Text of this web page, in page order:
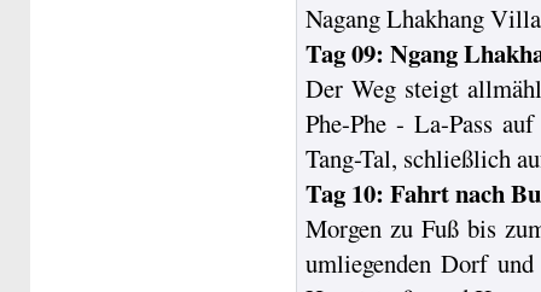
Nagang Lhakhang
Tag 09: Ngang
Der Weg steigt
Phe-Phe - La-Pass
Tang-Tal, schließlich
Tag 10: Fahrt nach
Morgen zu Fuß bis
umliegenden Dorf